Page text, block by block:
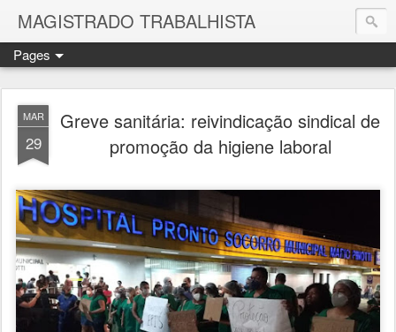
MAGISTRADO TRABALHISTA
Pages
MAR
29
Greve sanitária: reivindicação sindical de
promoção da higiene laboral